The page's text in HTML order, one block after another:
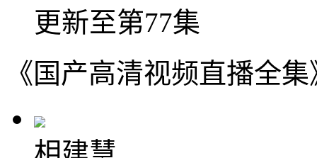
更新至第77集
《国产高清视频直播全